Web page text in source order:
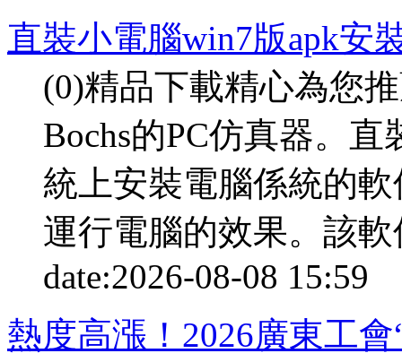
直裝小電腦win7版apk安
(0)精品下載精心為您
Bochs的PC仿真器。
統上安裝電腦係統的
運行電腦的效果。該
date:2026-08-08 15:59
熱度高漲！2026廣東工